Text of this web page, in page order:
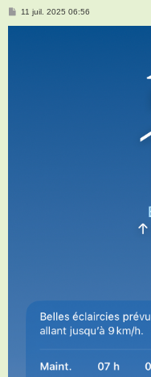
M11 juil. 2025 06:56